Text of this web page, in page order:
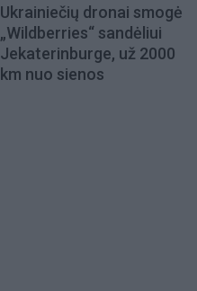
Ukrainiečių dronai smogė
„Wildberries“ sandėliui
Jekaterinburge, už 2000
km nuo sienos